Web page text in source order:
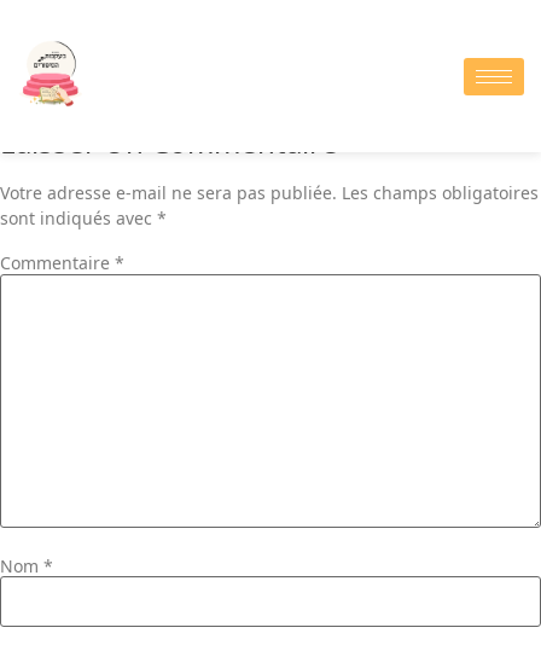
Whatsapp
Laisser Un Commentaire
Votre adresse e-mail ne sera pas publiée. Les champs obligatoires
sont indiqués avec *
Commentaire *
Nom *